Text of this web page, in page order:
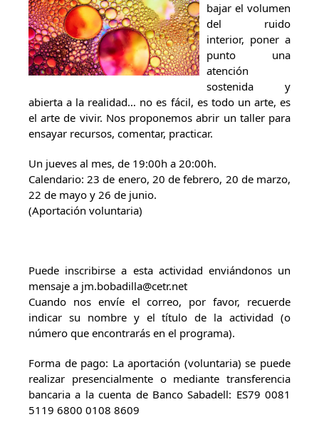
bajar el volumen
del ruido
interior, poner a
punto una
atención
sostenida y
abierta a la realidad… no es fácil, es todo un arte, es
el arte de vivir. Nos proponemos abrir un taller para
ensayar recursos, comentar, practicar.
Un jueves al mes, de 19:00h a 20:00h.
Calendario: 23 de enero, 20 de febrero, 20 de marzo,
22 de mayo y 26 de junio.
(Aportación voluntaria)
Puede inscribirse a esta actividad enviándonos un
mensaje a jm.bobadilla@cetr.net
Cuando nos envíe el correo, por favor, recuerde
indicar su nombre y el título de la actividad (o
número que encontrarás en el programa).
Forma de pago: La aportación (voluntaria) se puede
realizar presencialmente o mediante transferencia
bancaria a la cuenta de Banco Sabadell: ES79 0081
5119 6800 0108 8609